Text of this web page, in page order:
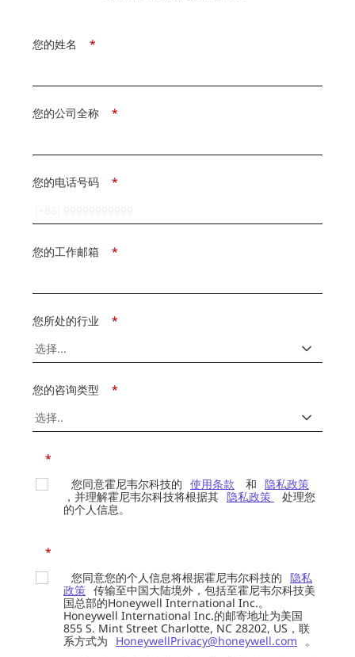
*
您的姓名
*
您的公司全称
*
您的电话号码
*
您的工作邮箱
*
您所处的行业
*
您的咨询类型
*
您同意霍尼韦尔科技的 使用条款 和 隐私政策
，并理解霍尼韦尔科技将根据其 隐私政策
处理您
的个人信息。
*
您同意您的个人信息将根据霍尼韦尔科技的 隐私
政策 传输至中国大陆境外，包括至霍尼韦尔科技美
国总部的Honeywell International Inc.。
Honeywell International Inc.的邮寄地址为美国
855 S. Mint Street Charlotte, NC 28202, US，联
系方式为
HoneywellPrivacy@honeywell.com
。